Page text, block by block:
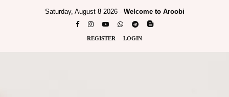
Saturday, August 8 2026 - Welcome to Aroobi
REGISTER LOGIN